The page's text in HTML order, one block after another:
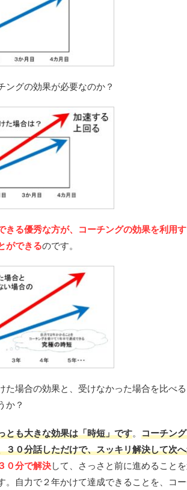
ングの効果が必要なのか？
きる優秀な方が、コーチングの効果を利用
ができるのです。
た場合の効果と、受けなかった場合を比べ
か？
とも大きな効果は「時短」です。 コーチン
３０分話しただけで、スッキリ解決して次
０分で解決して、さっさと前に進めること
。自力で２年かけて達成できることを、コ